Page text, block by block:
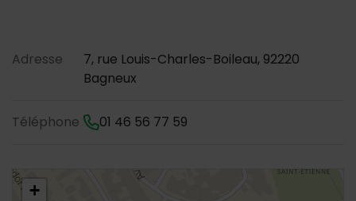
Contenu de la fiche
Adresse
7, rue Louis-Charles-Boileau, 92220
Bagneux
Téléphone 01 46 56 77 59
48.795409,2.302175
+